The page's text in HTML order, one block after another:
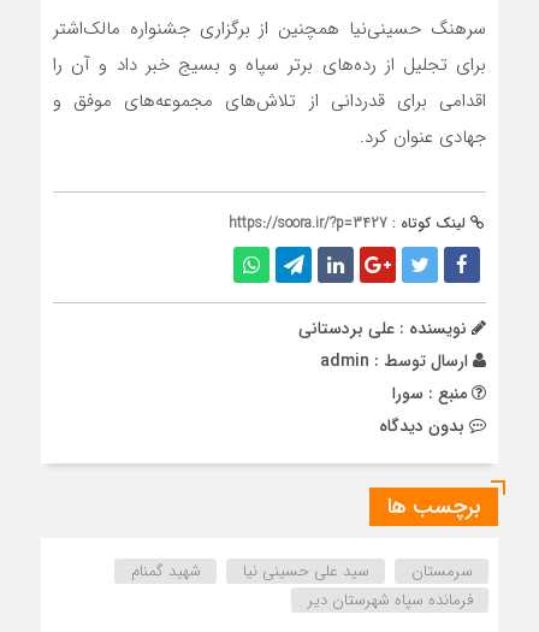
سرهنگ حسینی‌نیا همچنین از برگزاری جشنواره مالک‌اشتر
برای تجلیل از رده‌های برتر سپاه و بسیج خبر داد و آن را
اقدامی برای قدردانی از تلاش‌های مجموعه‌های موفق و
جهادی عنوان کرد.
لینک کوتاه : https://soora.ir/?p=3427
نویسنده : علی بردستانی
ارسال توسط : admin
منبع : سورا
بدون دیدگاه
برچسب ها
سرمستان سید علی حسینی نیا
شهید گمنام
فرمانده سپاه شهرستان دیر